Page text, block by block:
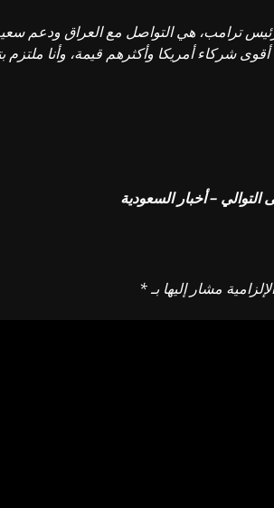
ترامب، هي التواصل مع العراق ودعم
شركاء أمريكا وأكثرهم قيمة، وأنا
– أخبار السعودية
مشار إليها بـ*